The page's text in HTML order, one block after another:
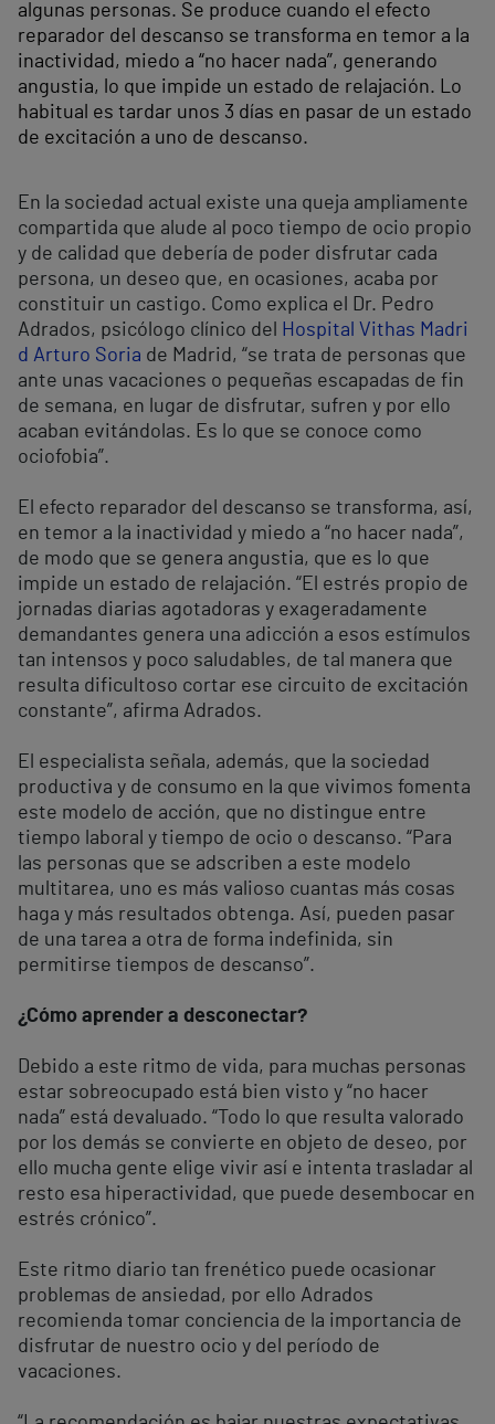
algunas personas. Se produce cuando el efecto
reparador del descanso se transforma en temor a la
inactividad, miedo a “no hacer nada”, generando
angustia, lo que impide un estado de relajación. Lo
habitual es tardar unos 3 días en pasar de un estado
de excitación a uno de descanso.
En la sociedad actual existe una queja ampliamente
compartida que alude al poco tiempo de ocio propio
y de calidad que debería de poder disfrutar cada
persona, un deseo que, en ocasiones, acaba por
constituir un castigo. Como explica el Dr. Pedro
Adrados, psicólogo clínico del
Hospital Vithas Madri
d Arturo Soria de Madrid, “se trata de personas que
ante unas vacaciones o pequeñas escapadas de fin
de semana, en lugar de disfrutar, sufren y por ello
acaban evitándolas. Es lo que se conoce como
ociofobia”.
El efecto reparador del descanso se transforma, así,
en temor a la inactividad y miedo a “no hacer nada”,
de modo que se genera angustia, que es lo que
impide un estado de relajación. “El estrés propio de
jornadas diarias agotadoras y exageradamente
demandantes genera una adicción a esos estímulos
tan intensos y poco saludables, de tal manera que
resulta dificultoso cortar ese circuito de excitación
constante”, afirma Adrados.
El especialista señala, además, que la sociedad
productiva y de consumo en la que vivimos fomenta
este modelo de acción, que no distingue entre
tiempo laboral y tiempo de ocio o descanso. “Para
las personas que se adscriben a este modelo
multitarea, uno es más valioso cuantas más cosas
haga y más resultados obtenga. Así, pueden pasar
de una tarea a otra de forma indefinida, sin
permitirse tiempos de descanso”.
¿Cómo aprender a desconectar?
Debido a este ritmo de vida, para muchas personas
estar sobreocupado está bien visto y “no hacer
nada” está devaluado. “Todo lo que resulta valorado
por los demás se convierte en objeto de deseo, por
ello mucha gente elige vivir así e intenta trasladar al
resto esa hiperactividad, que puede desembocar en
estrés crónico”.
Este ritmo diario tan frenético puede ocasionar
problemas de ansiedad, por ello Adrados
recomienda tomar conciencia de la importancia de
disfrutar de nuestro ocio y del período de
vacaciones.